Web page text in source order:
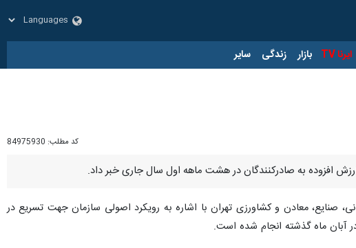
ایرنا TV بازار زندگی سایر
کد مطلب: 84975930
افزوده به صادرکنندگان در هشت ماهه اول سال جاری خبر داد.
صنایع، معادن و کشاورزی تهران با اشاره به رویکرد اصولی سازمان جهت تسریع در
آبان ماه گذشته انجام شده است.